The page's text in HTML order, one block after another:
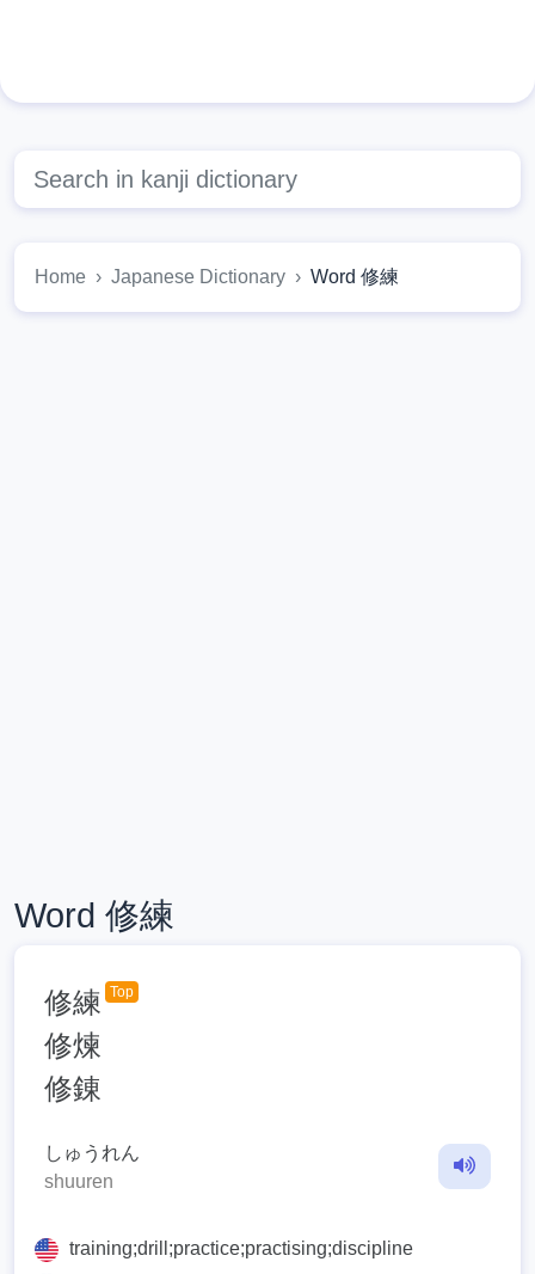
Home Japanese Dictionary Word 修練
Word 修練
修練 Top
修煉
修錬
しゅうれん
shuuren
training;drill;practice;practising;discipline